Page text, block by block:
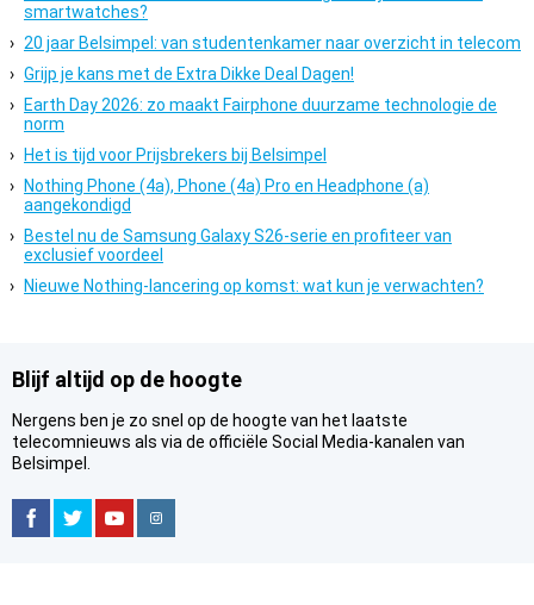
smartwatches?
20 jaar Belsimpel: van studentenkamer naar overzicht in telecom
Grijp je kans met de Extra Dikke Deal Dagen!
Earth Day 2026: zo maakt Fairphone duurzame technologie de
norm
Het is tijd voor Prijsbrekers bij Belsimpel
Nothing Phone (4a), Phone (4a) Pro en Headphone (a)
aangekondigd
Bestel nu de Samsung Galaxy S26-serie en profiteer van
exclusief voordeel
Nieuwe Nothing-lancering op komst: wat kun je verwachten?
Blijf altijd op de hoogte
Nergens ben je zo snel op de hoogte van het laatste
telecomnieuws als via de officiële Social Media-kanalen van
Belsimpel.